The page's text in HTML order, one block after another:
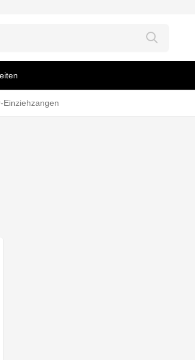
Einziehzangen